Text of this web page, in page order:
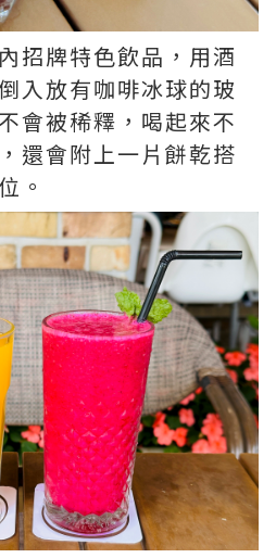
招牌特色飲品，用酒
入放有咖啡冰球的玻
會被稀釋，喝起來不
還會附上一片餅乾搭
。